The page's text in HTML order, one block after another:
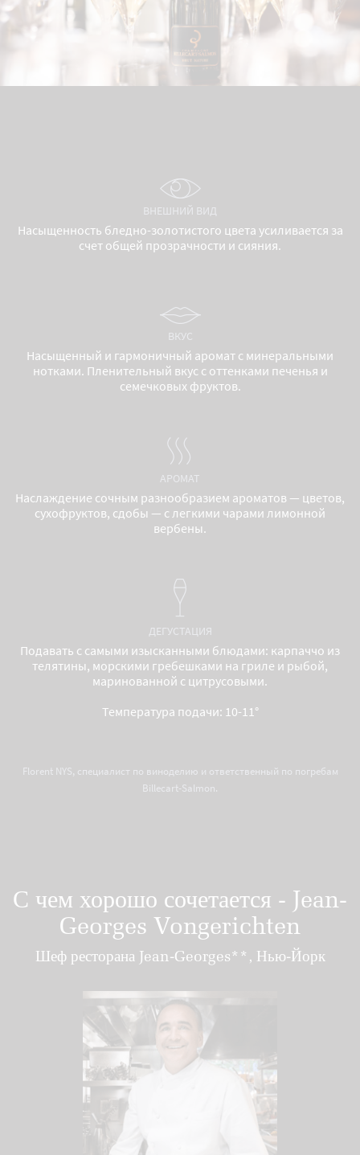
ВНЕШНИЙ ВИД
Насыщенность бледно-золотистого цвета усиливается за
счет общей прозрачности и сияния.
ВКУС
Насыщенный и гармоничный аромат с минеральными
нотками. Пленительный вкус с оттенками печенья и
семечковых фруктов.
АРОМАТ
Наслаждение сочным разнообразием ароматов — цветов,
сухофруктов, сдобы — с легкими чарами лимонной
вербены.
ДЕГУСТАЦИЯ
Подавать с самыми изысканными блюдами: карпаччо из
телятины, морскими гребешками на гриле и рыбой,
маринованной с цитрусовыми.
Температура подачи: 10-11°
Florent NYS, специалист по виноделию и ответственный по погребам
Billecart-Salmon.
С чем хорошо сочетается - Jean-
Georges Vongerichten
Шеф ресторана Jean-Georges**, Нью-Йорк